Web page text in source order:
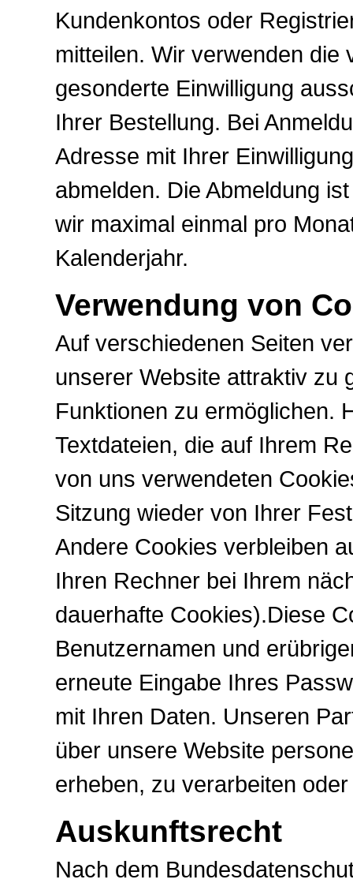
Kundenkontos oder
mitteilen. Wir verwenden die
gesonderte Einwilligung
Ihrer Bestellung. Bei
Adresse mit Ihrer
abmelden. Die Abmeldung
wir maximal einmal pro
Kalenderjahr.
Verwendung von
Auf verschiedenen Seiten
unserer Website attraktiv zu
Funktionen zu ermöglichen.
Textdateien, die auf Ihrem
von uns verwendeten
Sitzung wieder von Ihrer
Andere Cookies verbleiben
Ihren Rechner bei Ihrem
dauerhafte Cookies).Diese
Benutzernamen und
erneute Eingabe Ihres
mit Ihren Daten. Unseren
über unsere Website
erheben, zu verarbeiten
Auskunftsrecht
Nach dem